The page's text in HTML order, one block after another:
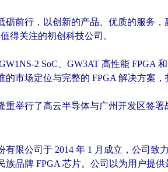
砺前行，以创新的产品、优质的服务
得关注的初创科技公司。
2 SoC、GW3AT 高性能 FPGA
市场定位与完整的 FPGA 解决方案，
重举行了高云半导体与广州开发区签署
有限公司于 2014 年 1 月成立，公司
族品牌 FPGA 芯片。公司以为用户提